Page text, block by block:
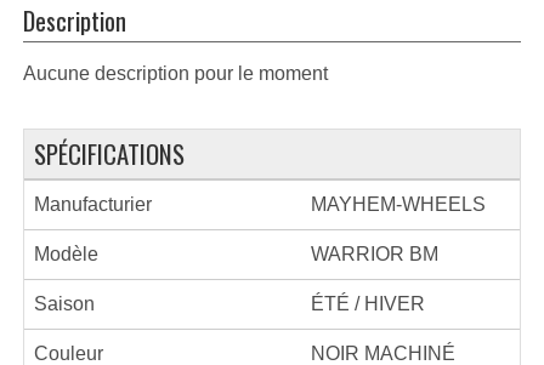
Description
Aucune description pour le moment
SPÉCIFICATIONS
Manufacturier MAYHEM-WHEELS
Modèle WARRIOR BM
Saison ÉTÉ / HIVER
Couleur NOIR MACHINÉ